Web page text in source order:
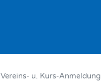
Vereins- u. Kurs-Anmeldung